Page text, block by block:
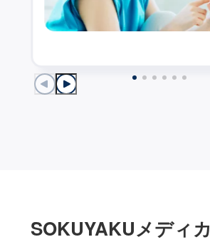
SOKUYAKUメディ